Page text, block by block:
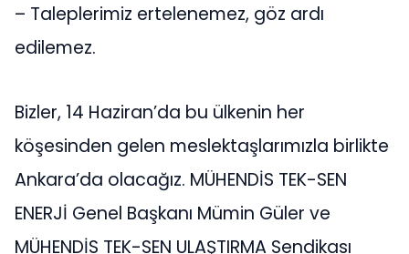
– Taleplerimiz ertelenemez, göz ardı
edilemez.
Bizler, 14 Haziran’da bu ülkenin her
köşesinden gelen meslektaşlarımızla birlikte
Ankara’da olacağız. MÜHENDİS TEK-SEN
ENERJİ Genel Başkanı Mümin Güler ve
MÜHENDİS TEK-SEN ULAŞTIRMA Sendikası